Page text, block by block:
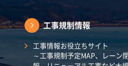
工事規制情報
工事情報お役立ちサイト
～工事規制予定MAP、レーン